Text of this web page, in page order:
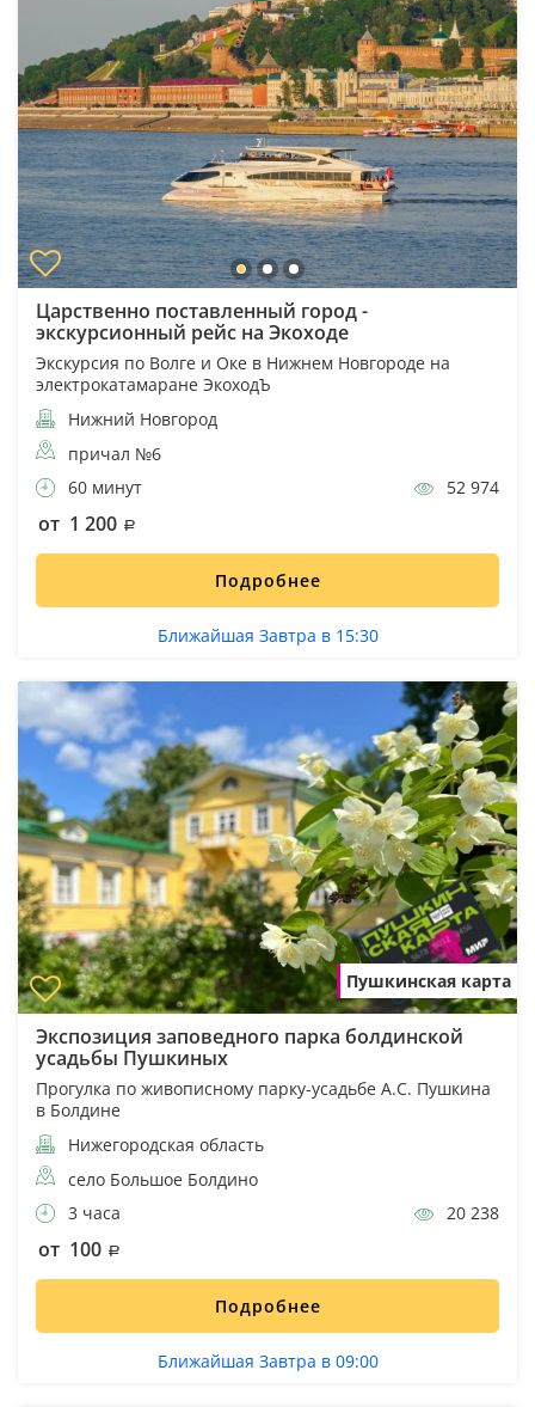
Царственно поставленный город -
экскурсионный рейс на Экоходе
Экскурсия по Волге и Оке в Нижнем Новгороде на
электрокатамаране ЭкоходЪ
Нижний Новгород
причал №6
60 минут
52 974
от 1 200
Подробнее
Ближайшая Завтра в 15:30
Пушкинская карта
Экспозиция заповедного парка болдинской
усадьбы Пушкиных
Прогулка по живописному парку-усадьбе А.С. Пушкина
в Болдине
Нижегородская область
село Большое Болдино
3 часа
20 238
от 100
Подробнее
Ближайшая Завтра в 09:00